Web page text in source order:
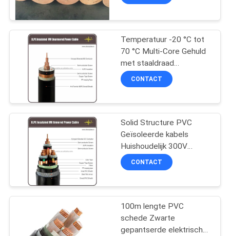
VR-
SHOW
FABRIEKSREIS
KWALITEITSCONTROLE
CONTACTEER
ONS
NIEUWS
gepantserde
elektrokabel
244
pvc geïsoleerde
kabels
Temperatuur -20 °C tot
70 °C Multi-Core Gehuld
met staaldraad
Gepantserde PVC-
geïsoleerde kabels voor
CONTACT
Solid Structure PVC
Geïsoleerde kabels
Huishoudelijk 300V
Spanning
CONTACT
100m lengte PVC
schede Zwarte
gepantserde elektrische